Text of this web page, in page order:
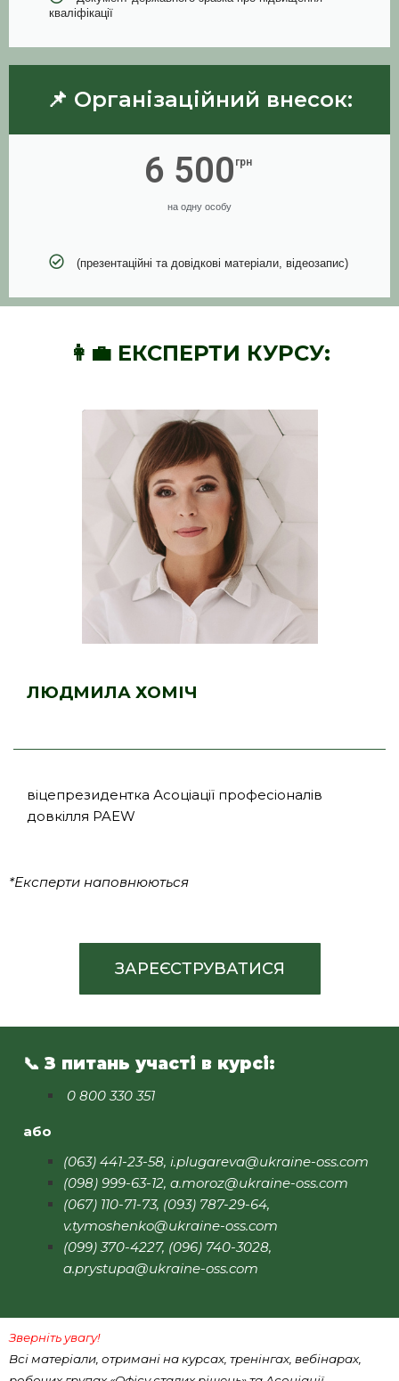
кваліфікації
📌 Організаційний внесок:
6 500 грн
на одну особу
(презентаційні та довідкові матеріали, відеозапис)
👩‍💼 ЕКСПЕРТИ КУРСУ:
ЛЮДМИЛА ХОМІЧ
віцепрезидентка Асоціації професіоналів
довкілля PAEW
*Експерти наповнюються
ЗАРЕЄСТРУВАТИСЯ
📞 З питань участі в курсі:
0 800 330 351
або
(063) 441-23-58, i.plugareva@ukraine-oss.com
(098) 999-63-12, a.moroz@ukraine-oss.com
(067) 110-71-73, (093) 787-29-64,
v.tymoshenko@ukraine-oss.com
(099) 370-4227, (096) 740-3028,
a.prystupa@ukraine-oss.com
Зверніть увагу!
Всі матеріали, отримані на курсах, тренінгах, вебінарах,